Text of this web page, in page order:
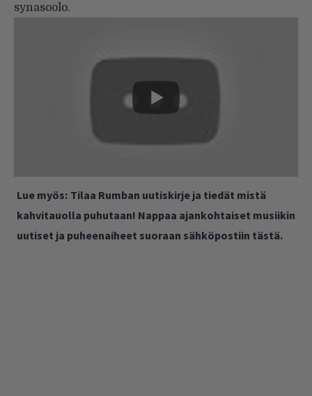
synasoolo.
Lue myös: Tilaa Rumban uutiskirje ja tiedät mistä
kahvitauolla puhutaan! Nappaa ajankohtaiset musiikin
uutiset ja puheenaiheet suoraan sähköpostiin tästä.